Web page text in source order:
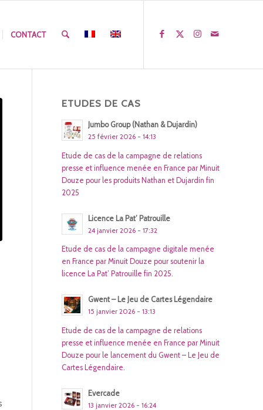
CONTACT
ETUDES DE CAS
Jumbo Group (Nathan & Dujardin)
25 février 2026 - 14:13
Etude de cas de la campagne de relations
presse et influence menée en France par Minuit
Douze pour les produits Nathan et Dujardin fin
2025
Licence La Pat’ Patrouille
24 janvier 2026 - 17:32
Etude de cas de la campagne digitale menée
en France par Minuit Douze pour soutenir la
licence La Pat’ Patrouille fin 2025.
Gwent – Le Jeu de Cartes Légendaire
15 janvier 2026 - 13:13
Etude de cas de la campagne de relations
presse et influence menée en France par Minuit
Douze pour le lancement du Gwent – Le Jeu de
Cartes Légendaire.
Evercade
13 janvier 2026 - 16:24